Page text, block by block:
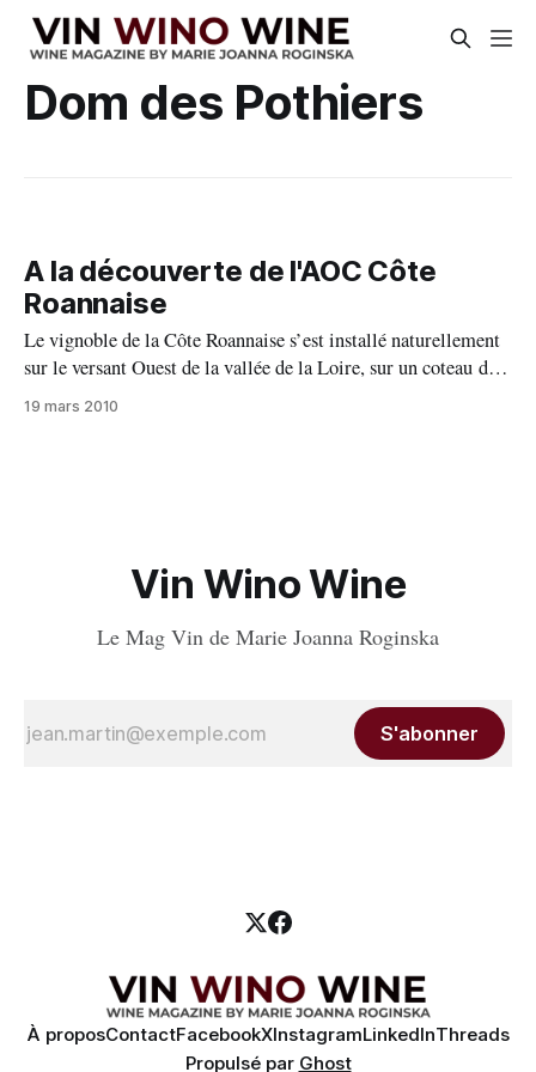
Dom des Pothiers
A la découverte de l'AOC Côte
Roannaise
Le vignoble de la Côte Roannaise s’est installé naturellement
sur le versant Ouest de la vallée de la Loire, sur un coteau de
20 km de long non loin de Roanne. C’est un vignoble
19 mars 2010
Vin Wino Wine
Le Mag Vin de Marie Joanna Roginska
S'abonner
À proposContactFacebookXInstagramLinkedInThreads
Propulsé par Ghost